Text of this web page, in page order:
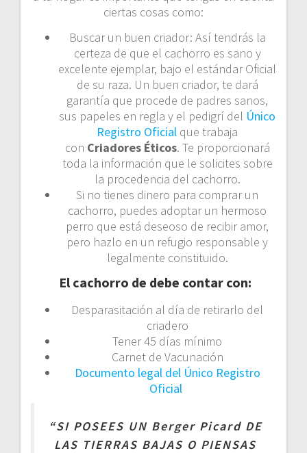
ciertas cosas como:
Buscar un buen criador: Así tendrás la
certeza de que el cachorro es sano y
excelente ejemplar, bajo el estándar Oficial
de su raza. Un buen criador, te dará
garantía que procede de padres sanos,
sus papeles en regla y el pedigrí del Único
Registro Oficial que trabaja
con Criadores Éticos. Te proporcionará
toda la información que le solicites sobre
la procedencia del cachorro.
Si no tienes dinero para comprar un
cachorro, puedes adoptar un hermoso
perro que está deseoso de recibir amor,
pero hazlo en un refugio responsable y
legalmente constituido.
El cachorro de debe contar con:
Desparasitación al día de retirarlo del
criadero
Tener 45 días mínimo
Carnet de Vacunación
Documento legal del Único Registro
Oficial
“SI POSEES UN Berger Picard DE
LAS TIERRAS BAJAS O PIENSAS